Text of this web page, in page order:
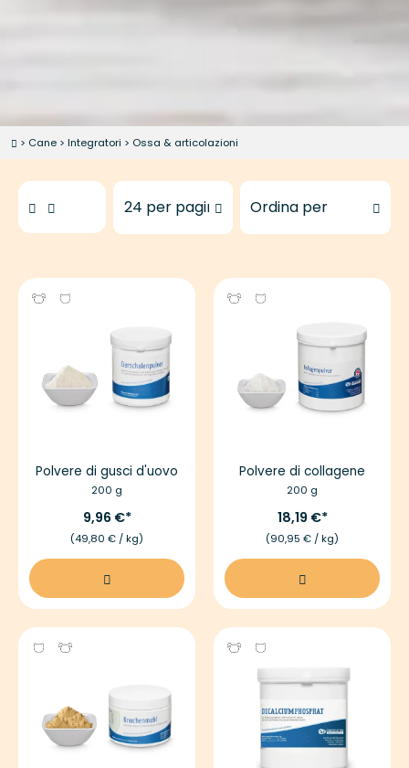
> Cane > Integratori > Ossa & articolazioni
Prodotti da mostrareOrdina i prodotti per
Polvere di gusci d'uovo
200 g
9,96 €
(49,80 € / kg)
Polvere di collagene
200 g
18,19 €
(90,95 € / kg)